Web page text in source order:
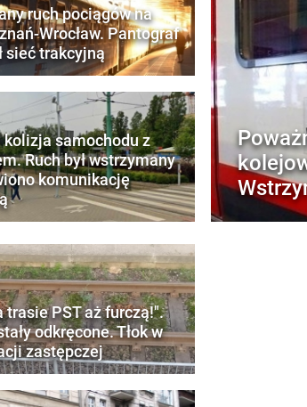
ruch pociągów na
Wrocław. Pantograf
sieć trakcyjną
kolizja samochodu z
Ruch był wstrzymany
komunikację
trasie PST aż furczą!".
odkręcone. Tłok w
zastępczej